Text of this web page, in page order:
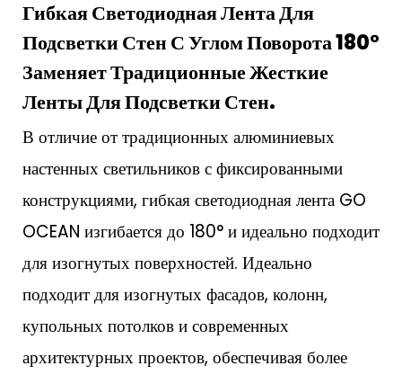
Гибкая Светодиодная Лента Для
Подсветки Стен С Углом Поворота 180°
Заменяет Традиционные Жесткие
Ленты Для Подсветки Стен.
В отличие от традиционных алюминиевых
настенных светильников с фиксированными
конструкциями, гибкая светодиодная лента GO
OCEAN изгибается до 180° и идеально подходит
для изогнутых поверхностей. Идеально
подходит для изогнутых фасадов, колонн,
купольных потолков и современных
архитектурных проектов, обеспечивая более